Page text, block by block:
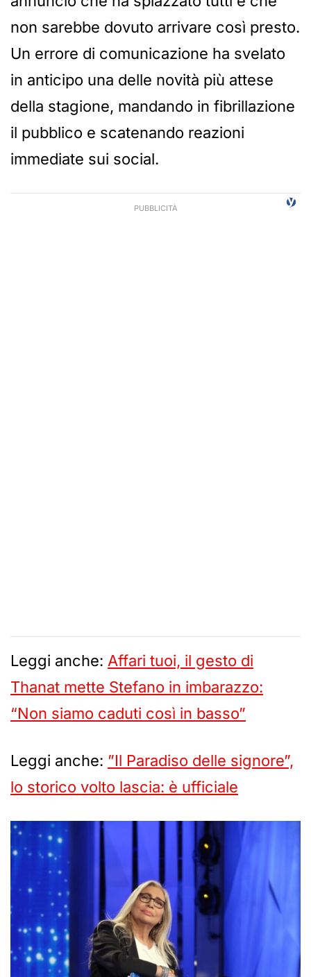
non sarebbe dovuto arrivare così presto.
Un errore di comunicazione ha svelato
in anticipo una delle novità più attese
della stagione, mandando in fibrillazione
il pubblico e scatenando reazioni
immediate sui social.
Leggi anche: Affari tuoi, il gesto di
Thanat mette Stefano in imbarazzo:
“Non siamo caduti così in basso”
Leggi anche: ”Il Paradiso delle signore”,
lo storico volto lascia: è ufficiale